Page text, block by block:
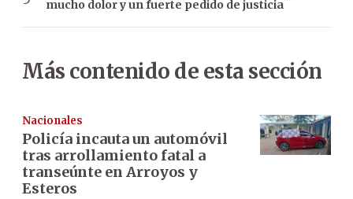
mucho dolor y un fuerte pedido de justicia
Más contenido de esta sección
Nacionales
Policía incauta un automóvil
tras arrollamiento fatal a
transeúnte en Arroyos y
Esteros